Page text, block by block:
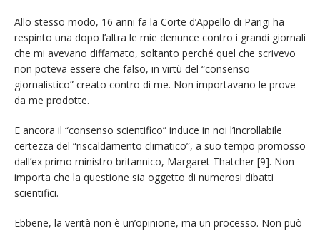
Allo stesso modo, 16 anni fa la Corte d’Appello di Parigi ha
respinto una dopo l’altra le mie denunce contro i grandi giornali
che mi avevano diffamato, soltanto perché quel che scrivevo
non poteva essere che falso, in virtù del “consenso
giornalistico” creato contro di me. Non importavano le prove
da me prodotte.
E ancora il “consenso scientifico” induce in noi l’incrollabile
certezza del “riscaldamento climatico”, a suo tempo promosso
dall’ex primo ministro britannico, Margaret Thatcher [9]. Non
importa che la questione sia oggetto di numerosi dibatti
scientifici.
Ebbene, la verità non è un’opinione, ma un processo. Non può